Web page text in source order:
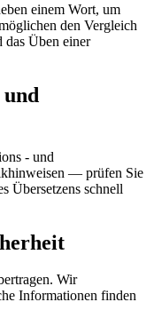
einem Wort, um
den Vergleich
das Üben einer
- und
— prüfen Sie
Übersetzens schnell
Wir
Informationen finden